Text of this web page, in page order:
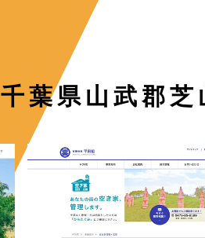
千葉県山武郡